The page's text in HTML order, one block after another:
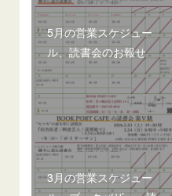
5月の営業スケジュー
ル、読書会のお報せ
3月の営業スケジュー